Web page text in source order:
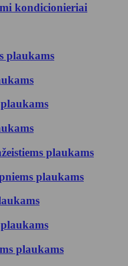
kondicionieriai
plaukams
plaukams
plaukams
plaukams